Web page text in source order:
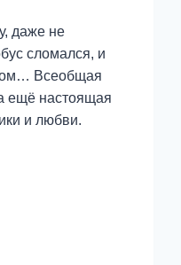
даже не
сломался, и
Всеобщая
ещё настоящая
и любви.